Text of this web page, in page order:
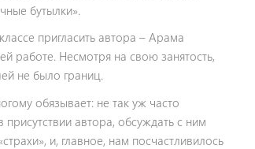
бутылки».
пригласить автора – Арама
работе. Несмотря на свою занятость,
не было границ.
обязывает: не так уж часто
автора, обсуждать с ним
и, главное, нам посчастливилось